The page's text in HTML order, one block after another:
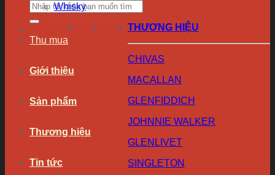
Thu mua
Giới thiệu
Sản phẩm
Thương hiệu
Tin tức
Whisky
THƯƠNG HIỆU
CHIVAS
MACALLAN
GLENFIDDICH
JOHNNIE WALKER
GLENLIVET
SINGLETON